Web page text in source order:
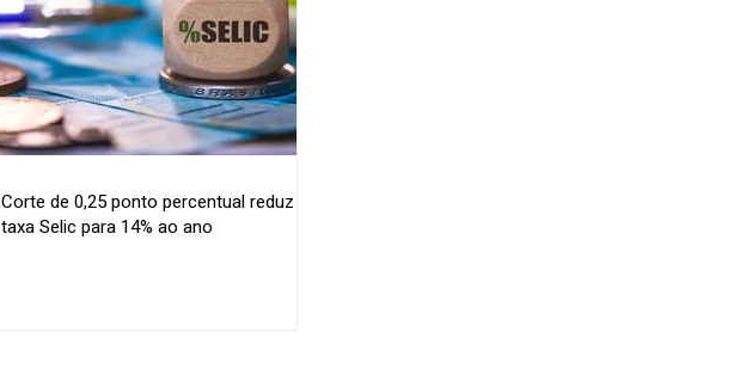
Corte de 0,25 ponto percentual reduz
taxa Selic para 14% ao ano